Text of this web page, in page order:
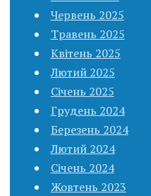
Червень 2025
Травень 2025
Квітень 2025
Лютий 2025
Січень 2025
Грудень 2024
Березень 2024
Лютий 2024
Січень 2024
Жовтень 2023